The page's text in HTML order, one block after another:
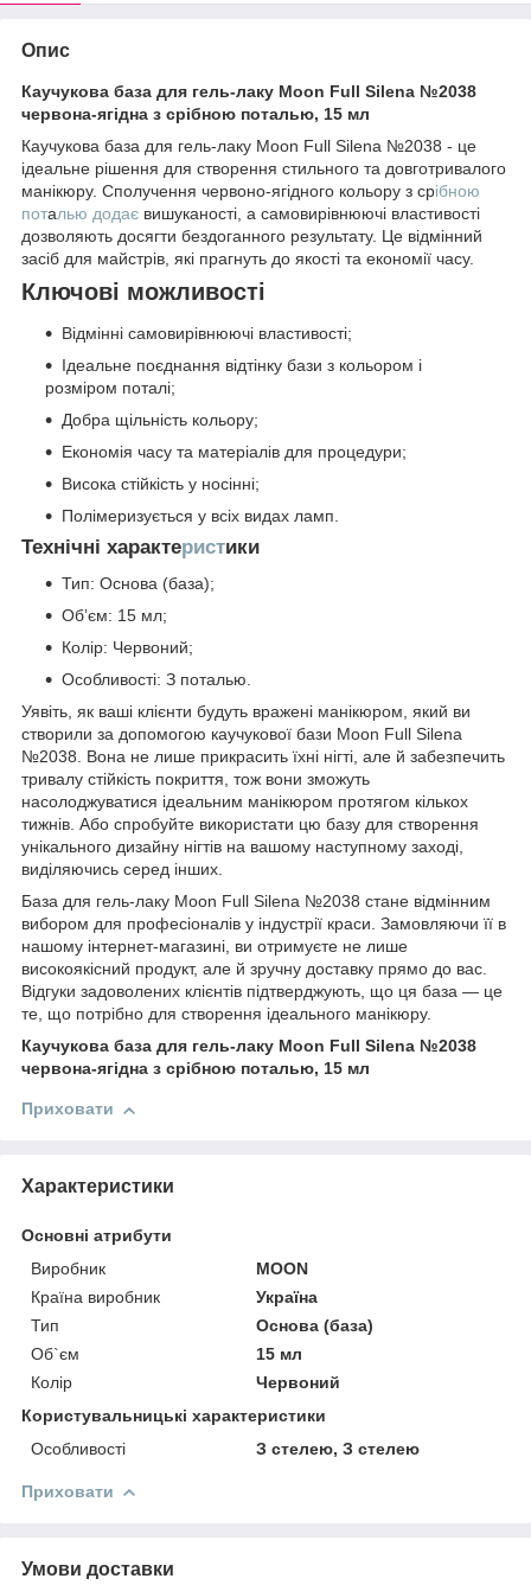
Опис
Каучукова база для гель-лаку Moon Full Silena №2038
червона-ягідна з срібною поталью, 15 мл
Каучукова база для гель-лаку Moon Full Silena №2038 - це
ідеальне рішення для створення стильного та довготривалого
манікюру. Сполучення червоно-ягідного кольору з срібною
поталью додає вишуканості, а самовирівнюючі властивості
дозволяють досягти бездоганного результату. Це відмінний
засіб для майстрів, які прагнуть до якості та економії часу.
Ключові можливості
Відмінні самовирівнюючі властивості;
Ідеальне поєднання відтінку бази з кольором і
розміром поталі;
Добра щільність кольору;
Економія часу та матеріалів для процедури;
Висока стійкість у носінні;
Полімеризується у всіх видах ламп.
Технічні характеристики
Тип: Основа (база);
Обʼєм: 15 мл;
Колір: Червоний;
Особливості: З поталью.
Уявіть, як ваші клієнти будуть вражені манікюром, який ви
створили за допомогою каучукової бази Moon Full Silena
№2038. Вона не лише прикрасить їхні нігті, але й забезпечить
тривалу стійкість покриття, тож вони зможуть
насолоджуватися ідеальним манікюром протягом кількох
тижнів. Або спробуйте використати цю базу для створення
унікального дизайну нігтів на вашому наступному заході,
виділяючись серед інших.
База для гель-лаку Moon Full Silena №2038 стане відмінним
вибором для професіоналів у індустрії краси. Замовляючи її в
нашому інтернет-магазині, ви отримуєте не лише
високоякісний продукт, але й зручну доставку прямо до вас.
Відгуки задоволених клієнтів підтверджують, що ця база — це
те, що потрібно для створення ідеального манікюру.
Каучукова база для гель-лаку Moon Full Silena №2038
червона-ягідна з срібною поталью, 15 мл
Приховати
Характеристики
Основні атрибути
Виробник
MOON
Країна виробник
Україна
Тип
Основа (база)
Об`єм
15 мл
Колір
Червоний
Користувальницькі характеристики
Особливості
З стелею, З стелею
Приховати
Умови доставки